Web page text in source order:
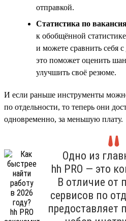
отправкой.
Статистика по
к обобщённой
и можете сравнить себя
это поможет оценить
улучшить своё резюме.
И если раньше инструменты
по отдельности, то теперь они
одновременно, за меньшую плату.
Одно из
hh PRO — это
В отличие от
сервисов по
предоставляет